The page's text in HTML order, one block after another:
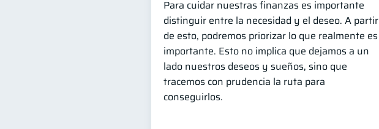
Para cuidar nuestras finanzas es importante
distinguir entre la necesidad y el deseo. A partir
de esto, podremos priorizar lo que realmente es
importante. Esto no implica que dejamos a un
lado nuestros deseos y sueños, sino que
tracemos con prudencia la ruta para
conseguirlos.